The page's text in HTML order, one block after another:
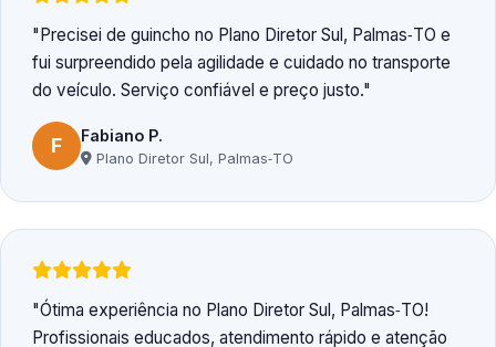
Precisei de guincho no Plano Diretor Sul, Palmas‑TO e
fui surpreendido pela agilidade e cuidado no transporte
do veículo. Serviço confiável e preço justo.
F Fabiano P.
Plano Diretor Sul, Palmas‑TO
Ótima experiência no Plano Diretor Sul, Palmas‑TO!
Profissionais educados, atendimento rápido e atenção